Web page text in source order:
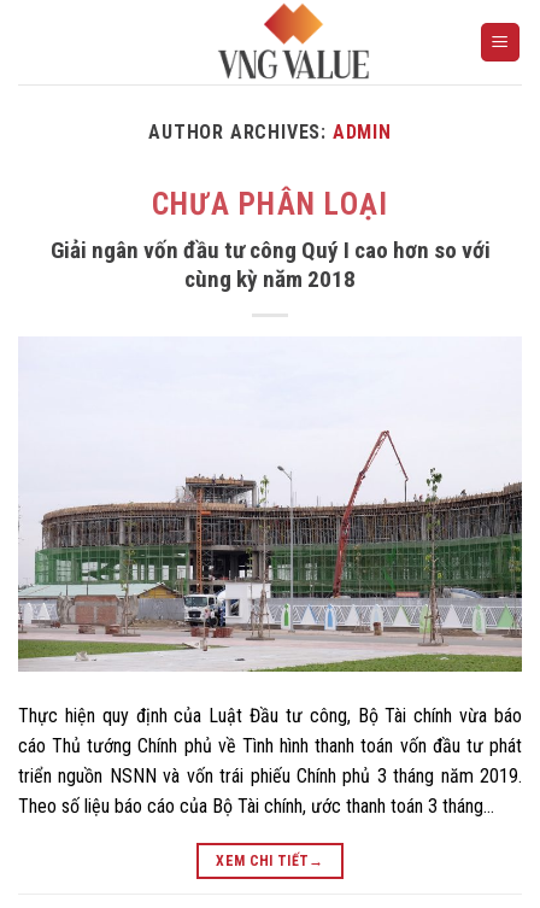
AUTHOR ARCHIVES: ADMIN
CHƯA PHÂN LOẠI
Giải ngân vốn đầu tư công Quý I cao hơn so với
cùng kỳ năm 2018
Thực hiện quy định của Luật Đầu tư công, Bộ Tài chính vừa báo
cáo Thủ tướng Chính phủ về Tình hình thanh toán vốn đầu tư phát
triển nguồn NSNN và vốn trái phiếu Chính phủ 3 tháng năm 2019.
Theo số liệu báo cáo của Bộ Tài chính, ước thanh toán 3 tháng…
XEM CHI TIẾT →